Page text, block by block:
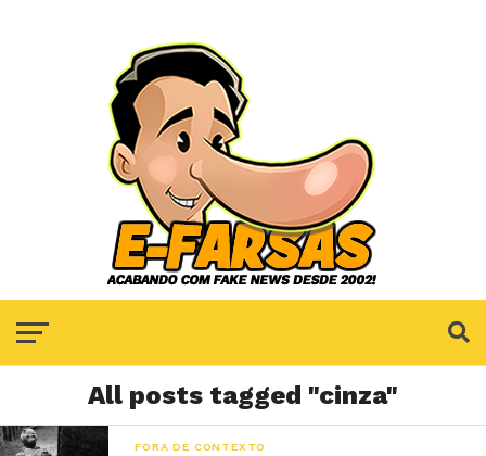
All posts tagged "cinza"
FORA DE CONTEXTO